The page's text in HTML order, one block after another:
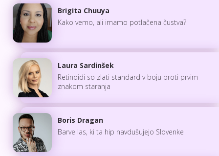
Brigita Chuuya
Kako vemo, ali imamo potlačena čustva?
Laura Sardinšek
Retinoidi so zlati standard v boju proti prvim
znakom staranja
Boris Dragan
Barve las, ki ta hip navdušujejo Slovenke